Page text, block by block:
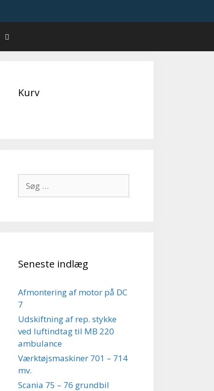
Kurv
efter:
Seneste indlæg
Afmontering af motor på DC
7
Udskiftning af rep. stykke
ved luftindtag til MB 220
ambulance
Værktøjsmaskiner 701 – 714
mv.
Scania 75 – 76 grundbil